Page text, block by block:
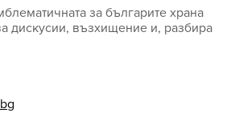
за българите храна
дискусии, възхищение и, разбира